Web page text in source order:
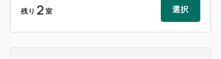
残り 2 室 選択